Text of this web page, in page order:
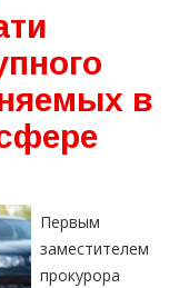
в
Первым
заместителем
прокурора